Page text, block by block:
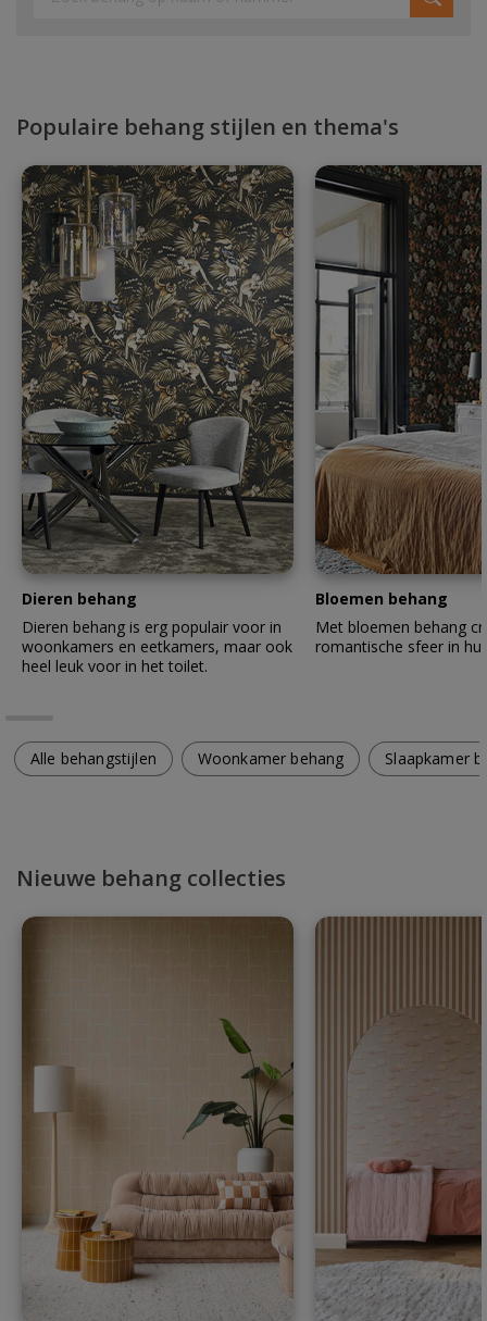
Populaire behang stijlen en thema's
Dieren behang
Dieren behang is erg populair voor in
woonkamers en eetkamers, maar ook
heel leuk voor in het toilet.
Bloemen behang
Met bloemen behang
romantische sfeer in
Alle behangstijlen Woonkamer behang Slaapkamer
Nieuwe behang collecties